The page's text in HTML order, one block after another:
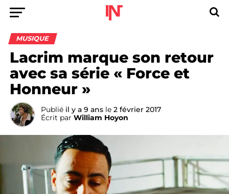
MUSIQUE
Lacrim marque son retour
avec sa série « Force et
Honneur »
Publié il y a 9 ans le 2 février 2017
Écrit par William Hoyon